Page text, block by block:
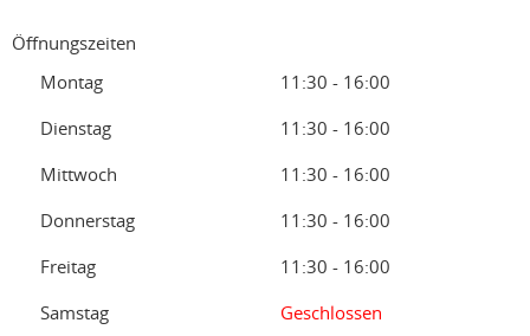
Öffnungszeiten
Montag
11:30 - 16:00
Dienstag
11:30 - 16:00
Mittwoch
11:30 - 16:00
Donnerstag
11:30 - 16:00
Freitag
11:30 - 16:00
Samstag
Geschlossen